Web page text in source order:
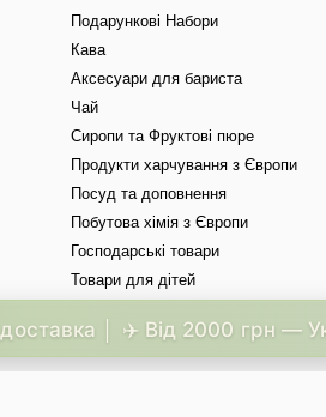
Подарункові Набори
Кава
Аксесуари для бариста
Чай
Сиропи та Фруктові пюре
Продукти харчування з Європи
Посуд та доповнення
Побутова хімія з Європи
Господарські товари
Товари для дітей